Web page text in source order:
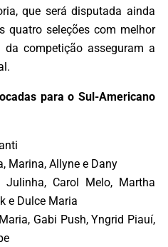
que será disputada ainda
quatro seleções com melhor
competição asseguram a
para o Sul-Americano
Marina, Allyne e Dany
Julinha, Carol Melo, Martha
e Dulce Maria
Gabi Push, Yngrid Piauí,